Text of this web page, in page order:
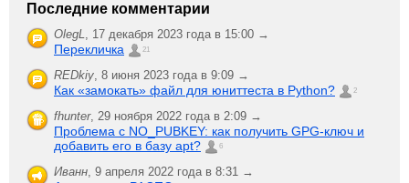
Последние комментарии
OlegL, 17 декабря 2023 года в 15:00 →
Перекличка 21
REDkiy, 8 июня 2023 года в 9:09 →
Как «замокать» файл для юниттеста в Python? 2
fhunter, 29 ноября 2022 года в 2:09 →
Проблема с NO_PUBKEY: как получить GPG-ключ и
добавить его в базу apt?
6
Иванн, 9 апреля 2022 года в 8:31 →